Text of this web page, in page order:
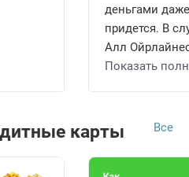
деньгами
придется. В
Алл
Показать
карты Все